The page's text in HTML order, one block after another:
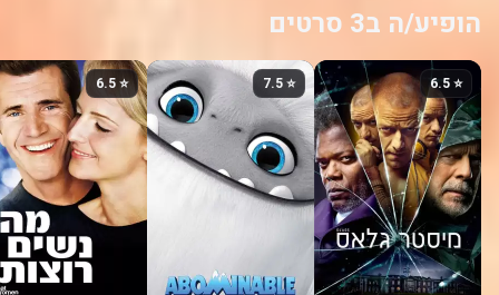
הופיע/ה ב3 סרטים
⭐ 6.5
⭐ 7.5
⭐ 6.5